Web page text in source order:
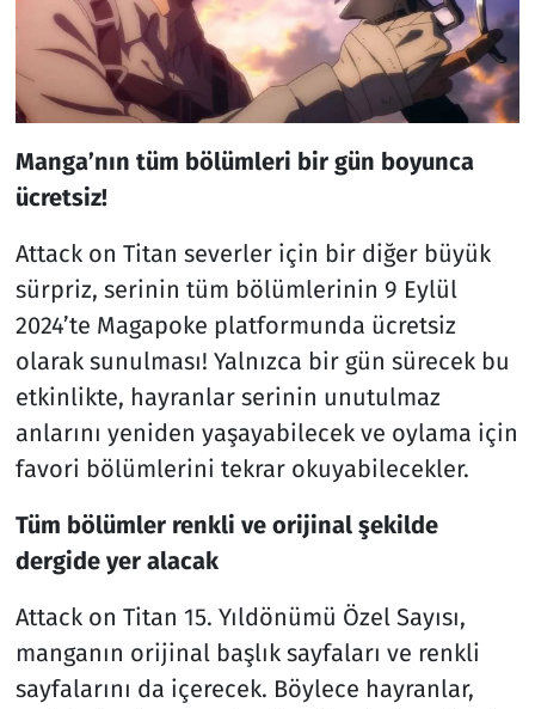
Manga’nın tüm bölümleri bir gün boyunca
ücretsiz!
Attack on Titan severler için bir diğer büyük
sürpriz, serinin tüm bölümlerinin 9 Eylül
2024’te Magapoke platformunda ücretsiz
olarak sunulması! Yalnızca bir gün sürecek bu
etkinlikte, hayranlar serinin unutulmaz
anlarını yeniden yaşayabilecek ve oylama için
favori bölümlerini tekrar okuyabilecekler.
Tüm bölümler renkli ve orijinal şekilde
dergide yer alacak
Attack on Titan 15. Yıldönümü Özel Sayısı,
manganın orijinal başlık sayfaları ve renkli
sayfalarını da içerecek. Böylece hayranlar,